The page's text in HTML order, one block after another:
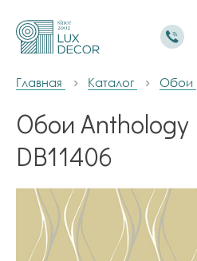
Главная Каталог Обои
Обои Anthology
DB11406